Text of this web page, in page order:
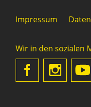
Impressum
Wir in den sozialen